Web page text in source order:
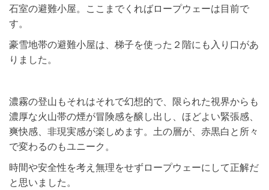
石室の避難小屋。ここまでくればロープウェーは目前で
す。
豪雪地帯の避難小屋は、梯子を使った２階にも入り口があ
りました。
濃霧の登山もそれはそれで幻想的で、限られた視界からも
濃厚な火山帯の煙が冒険感を醸し出し、ほどよい緊張感、
爽快感、非現実感が楽しめます。土の層が、赤黒白と所々
で変わるのもユニーク。
時間や安全性を考え無理をせずロープウェーにして正解だ
と思いました。